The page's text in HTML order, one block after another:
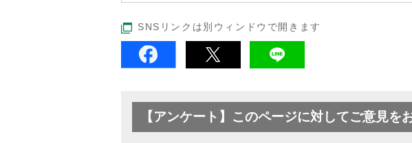
SNSリンクは別ウィンドウで開きます
【アンケート】このページに対してご意見を